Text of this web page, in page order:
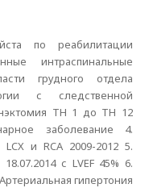
по реабилитации
интраспинальные
грудного отдела
с следственной
TH 1 до TH 12
заболевание 4.
и RCA 2009-2012 5.
с LVEF 45% 6.
гипертония